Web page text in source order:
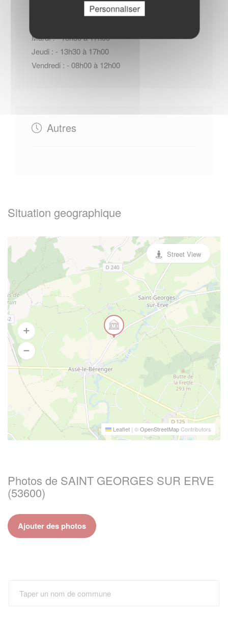
Mardi : - 13h30 à 17h00
Jeudi : - 13h30 à 17h00
Vendredi : - 08h00 à 12h00
Autres
Situation geographique
Leaflet | ©OpenStreetMapContributors
Street View
Photos de SAINT GEORGES SUR ERVE
(53600)
Ajouter des photos
Personnaliser